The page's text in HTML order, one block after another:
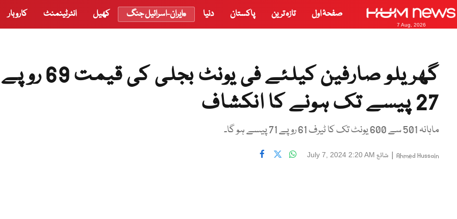
7 Aug, 2026
صفحۂ اول تازہ ترین پاکستان دنیا ایران-اسرائیل جنگ کھیل انٹرٹینمنٹ کاروبار
گھریلو صارفین کیلئے فی یونٹ بجلی کی قیمت 69 روپے
27 پیسے تک ہونے کا انکشاف
ماہانہ 501 سے 600 یونٹ تک کا ٹیرف 61 روپے 71 پیسے ہو گا۔
Ahmed Hussain
| شائع July 7, 2024 2:20 AM